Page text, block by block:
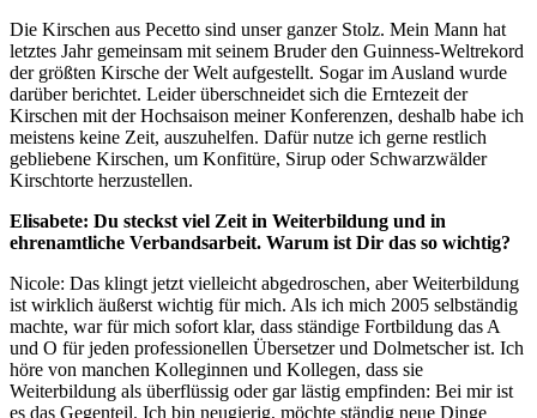
Die Kirschen aus Pecetto sind unser ganzer Stolz. Mein Mann hat
letztes Jahr gemeinsam mit seinem Bruder den Guinness-Weltrekord
der größten Kirsche der Welt aufgestellt. Sogar im Ausland wurde
darüber berichtet. Leider überschneidet sich die Erntezeit der
Kirschen mit der Hochsaison meiner Konferenzen, deshalb habe ich
meistens keine Zeit, auszuhelfen. Dafür nutze ich gerne restlich
gebliebene Kirschen, um Konfitüre, Sirup oder Schwarzwälder
Kirschtorte herzustellen.
Elisabete: Du steckst viel Zeit in Weiterbildung und in
ehrenamtliche Verbandsarbeit. Warum ist Dir das so wichtig?
Nicole: Das klingt jetzt vielleicht abgedroschen, aber Weiterbildung
ist wirklich äußerst wichtig für mich. Als ich mich 2005 selbständig
machte, war für mich sofort klar, dass ständige Fortbildung das A
und O für jeden professionellen Übersetzer und Dolmetscher ist. Ich
höre von manchen Kolleginnen und Kollegen, dass sie
Weiterbildung als überflüssig oder gar lästig empfinden: Bei mir ist
es das Gegenteil. Ich bin neugierig, möchte ständig neue Dinge